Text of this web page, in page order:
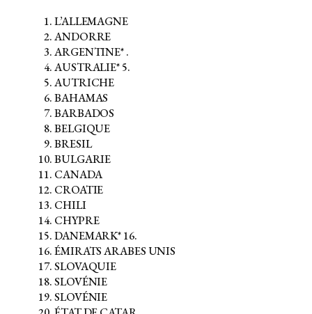
L’ALLEMAGNE
ANDORRE
ARGENTINE* .
AUSTRALIE* 5.
AUTRICHE
BAHAMAS
BARBADOS
BELGIQUE
BRESIL
BULGARIE
CANADA
CROATIE
CHILI
CHYPRE
DANEMARK* 16.
ÉMIRATS ARABES UNIS
SLOVAQUIE
SLOVÉNIE
SLOVÉNIE